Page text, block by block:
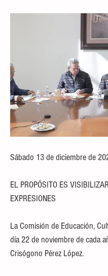
Sábado 13 de diciembre de
EL PROPÓSITO ES
EXPRESIONES
La Comisión de Educación,
día 22 de noviembre de cada
Crisógono Pérez López.